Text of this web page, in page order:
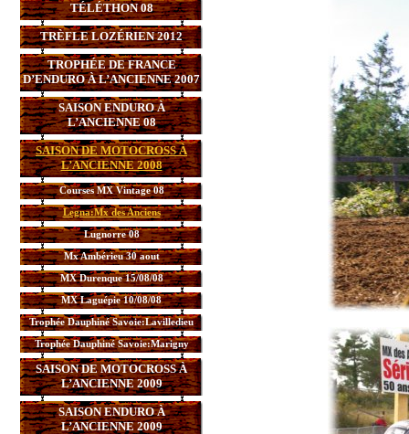
TÉLÉTHON 08
TRÈFLE LOZÉRIEN 2012
TROPHÉE DE FRANCE
D’ENDURO À L’ANCIENNE 2007
SAISON ENDURO À
L’ANCIENNE 08
SAISON DE MOTOCROSS À
L’ANCIENNE 2008
Courses MX Vintage 08
Legna:Mx des Anciens
Lugnorre 08
Mx Ambérieu 30 aout
MX Durenque 15/08/08
MX Laguépie 10/08/08
Trophée Dauphiné Savoie:Lavilledieu
Trophée Dauphiné Savoie:Marigny
SAISON DE MOTOCROSS À
L’ANCIENNE 2009
SAISON ENDURO À
L’ANCIENNE 2009